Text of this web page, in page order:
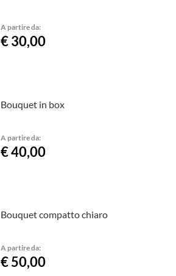
A partire da:
€ 30,00
Bouquet in box
A partire da:
€ 40,00
Bouquet compatto chiaro
A partire da:
€ 50,00